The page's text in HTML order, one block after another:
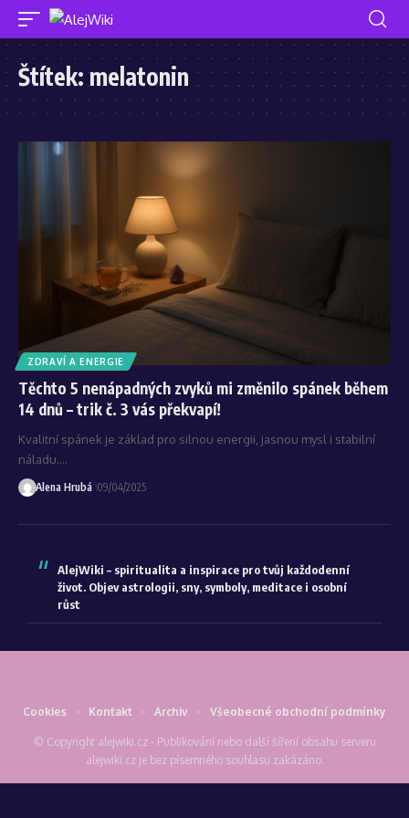
Štítek:melatonin
ZDRAVÍ A ENERGIE
Těchto 5 nenápadných zvyků mi změnilo spánek během
14 dnů – trik č. 3 vás překvapí!
Kvalitní spánek je základ pro silnou energii, jasnou mysl i stabilní
náladu.…
Alena Hrubá 09/04/2025
AlejWiki – spiritualita a inspirace pro tvůj každodenní
život. Objev astrologii, sny, symboly, meditace i osobní
růst
© Copyright alejwiki.cz - Publikování nebo další šíření obsahu serveru
alejwiki.cz je bez písemného souhlasu zakázáno.
Cookies Kontakt Archiv Všeobecné obchodní podmínky